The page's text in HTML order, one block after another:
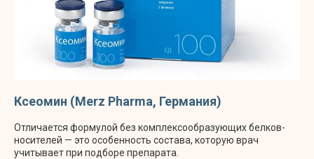
Ксеомин (Merz Pharma, Германия)
Отличается формулой без комплексообразующих белков-
носителей — это особенность состава, которую врач
учитывает при подборе препарата.